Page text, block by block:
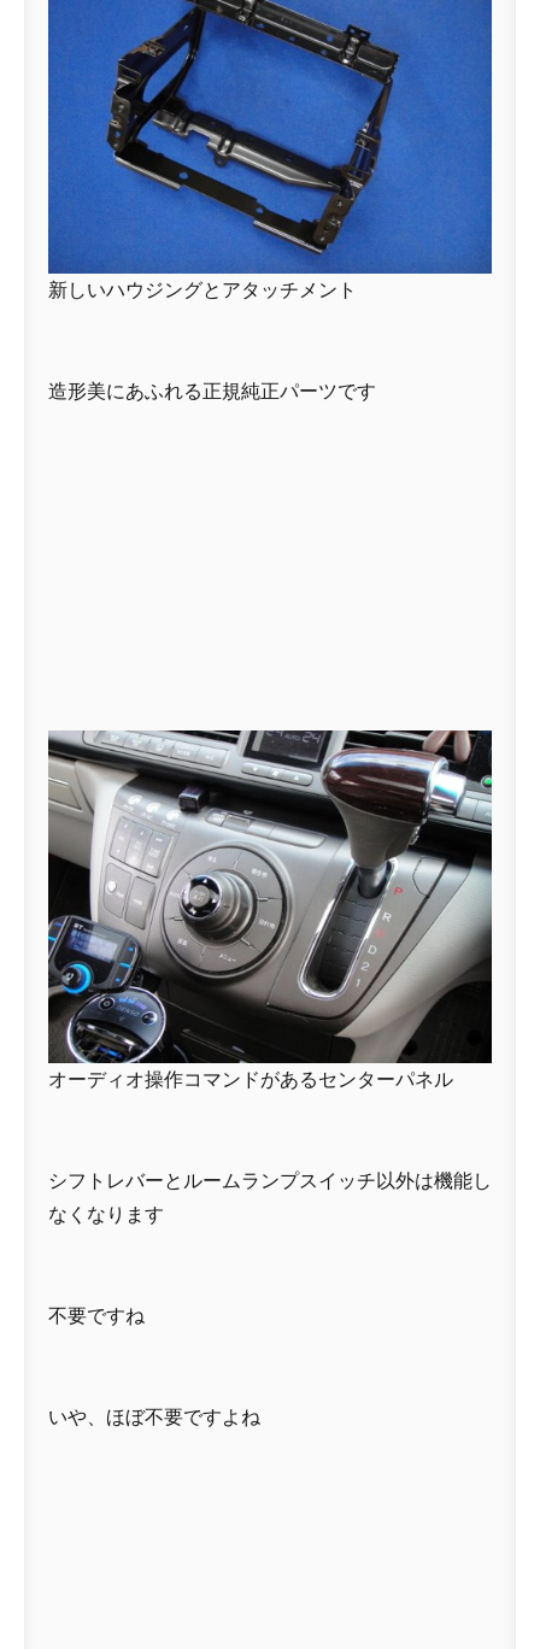
新しいハウジングとアタッチメント
造形美にあふれる正規純正パーツです
オーディオ操作コマンドがあるセンターパネル
シフトレバーとルームランプスイッチ以外は機能し
なくなります
不要ですね
いや、ほぼ不要ですよね